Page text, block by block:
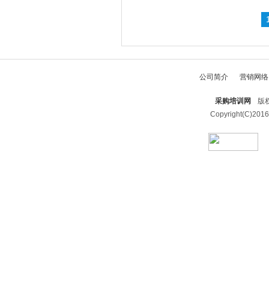
公司简介 营销网络
采购培训网
版